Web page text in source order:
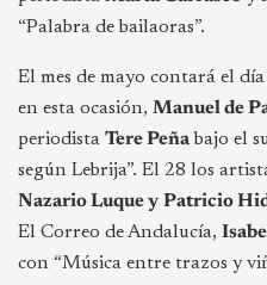
“Palabra de bailaoras”.
El mes de mayo contará el
en esta ocasión, Manuel de
periodista Tere Peña bajo el
según Lebrija”. El 28 los
Nazario Luque y Patricio
El Correo de Andalucía,
con “Música entre trazos y